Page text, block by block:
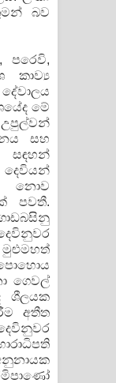
බව
පරෙවි,
කාව්‍ය
මේ
සහ
සඳහන්
නොව
පවතී.
මුළුමහත්
ගෙවල්
ශීලයක
අතීත